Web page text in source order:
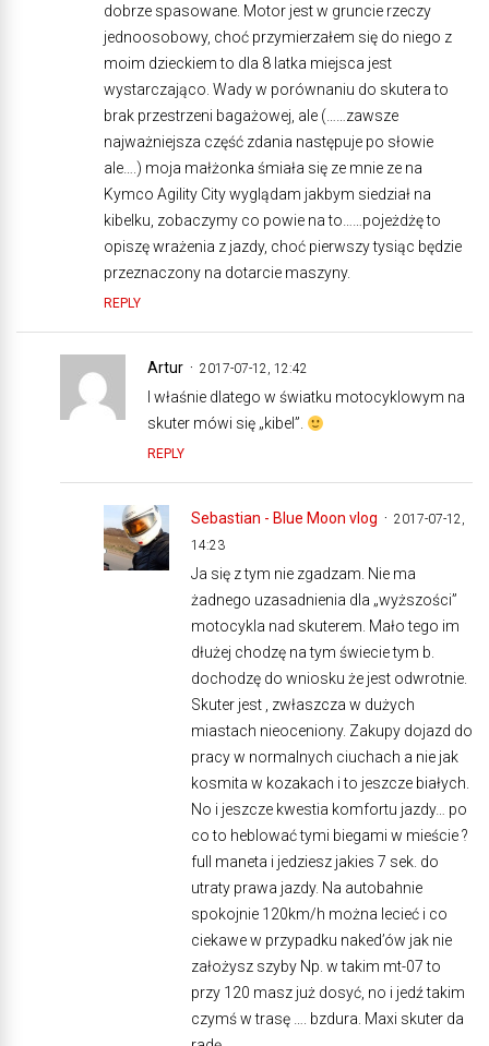
dobrze spasowane. Motor jest w gruncie rzeczy
jednoosobowy, choć przymierzałem się do niego z
moim dzieckiem to dla 8 latka miejsca jest
wystarczająco. Wady w porównaniu do skutera to
brak przestrzeni bagażowej, ale (……zawsze
najważniejsza część zdania następuje po słowie
ale….) moja małżonka śmiała się ze mnie ze na
Kymco Agility City wyglądam jakbym siedział na
kibelku, zobaczymy co powie na to……pojeżdżę to
opiszę wrażenia z jazdy, choć pierwszy tysiąc będzie
przeznaczony na dotarcie maszyny.
REPLY
Artur 2017-07-12, 12:42
I właśnie dlatego w światku motocyklowym na
skuter mówi się „kibel”.
REPLY
Sebastian - Blue Moon vlog
2017-07-12,
14:23
Ja się z tym nie zgadzam. Nie ma
żadnego uzasadnienia dla „wyższości”
motocykla nad skuterem. Mało tego im
dłużej chodzę na tym świecie tym b.
dochodzę do wniosku że jest odwrotnie.
Skuter jest , zwłaszcza w dużych
miastach nieoceniony. Zakupy dojazd do
pracy w normalnych ciuchach a nie jak
kosmita w kozakach i to jeszcze białych.
No i jeszcze kwestia komfortu jazdy… po
co to heblować tymi biegami w mieście ?
full maneta i jedziesz jakies 7 sek. do
utraty prawa jazdy. Na autobahnie
spokojnie 120km/h można lecieć i co
ciekawe w przypadku naked’ów jak nie
założysz szyby Np. w takim mt-07 to
przy 120 masz już dosyć, no i jedź takim
czymś w trasę …. bzdura. Maxi skuter da